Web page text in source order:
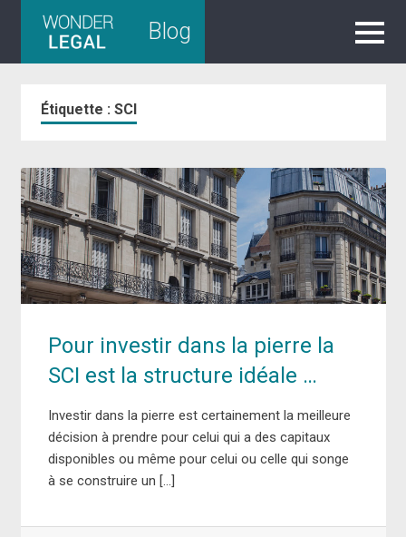
Blog
Étiquette : SCI
Pour investir dans la pierre la
SCI est la structure idéale …
Investir dans la pierre est certainement la meilleure
décision à prendre pour celui qui a des capitaux
disponibles ou même pour celui ou celle qui songe
à se construire un […]